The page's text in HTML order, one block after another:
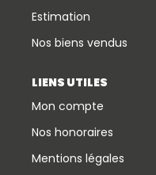
Estimation
Nos biens vendus
LIENS UTILES
Mon compte
Nos honoraires
Mentions légales